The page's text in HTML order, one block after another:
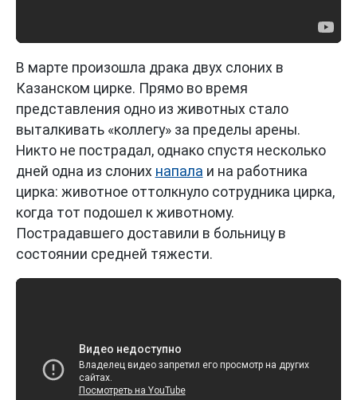
В марте произошла драка двух слоних в
Казанском цирке. Прямо во время
представления одно из животных стало
выталкивать «коллегу» за пределы арены.
Никто не пострадал, однако спустя несколько
дней одна из слоних напала и на работника
цирка: животное оттолкнуло сотрудника цирка,
когда тот подошел к животному.
Пострадавшего доставили в больницу в
состоянии средней тяжести.